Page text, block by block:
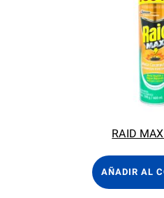
RAID
AÑADIR AL